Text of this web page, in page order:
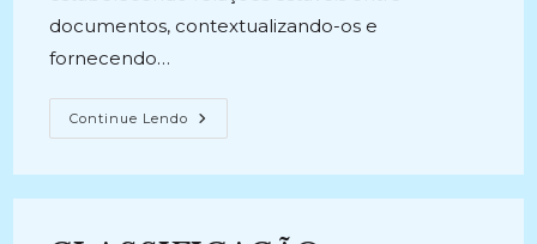
documentos, contextualizando-os e
fornecendo…
Continue Lendo CLASSIFICAÇÃO
ARQUIVÍSTICA:
E